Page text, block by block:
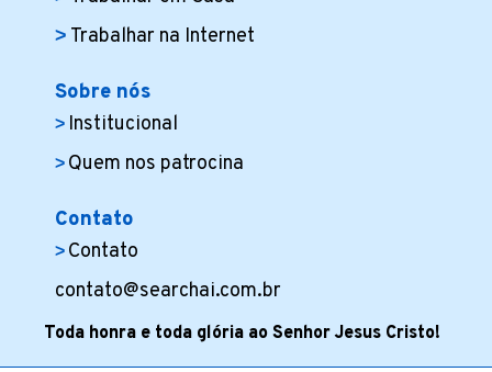
Trabalhar na Internet
Sobre nós
Institucional
Quem nos patrocina
Contato
Contato
contato@searchai.com.br
Toda honra e toda glória ao Senhor Jesus Cristo!